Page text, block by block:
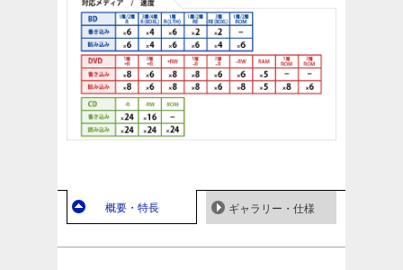
概要・特長 ギャラリー・仕様